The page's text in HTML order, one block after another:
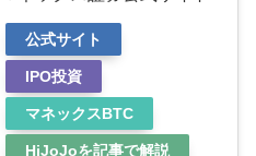
公式サイト
IPO投資
マネックスBTC
HiJoJoを記事で解説